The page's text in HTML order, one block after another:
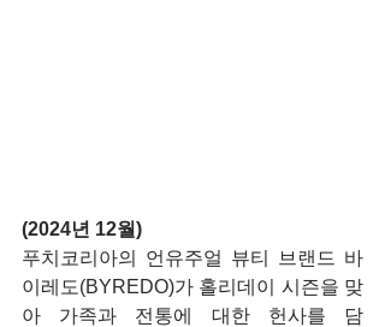
(2024년 12월)
푸치코리아의 언유주얼 뷰티 브랜드 바
이레도(BYREDO)가 홀리데이 시즌을 맞
아 가족과 전통에 대한 헌사를 담